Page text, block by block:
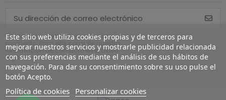
Este sitio web utiliza cookies propias y de terceros para
mejorar nuestros servicios y mostrarle publicidad relacionada
con sus preferencias mediante el análisis de sus hábitos de
navegación. Para dar su consentimiento sobre su uso pulse el
botón Acepto.
Política de cookies Personalizar cookies
Puede darse de baja en cualquier
momento. Para ello, consulte nuestra
información de contacto en el aviso
legal.